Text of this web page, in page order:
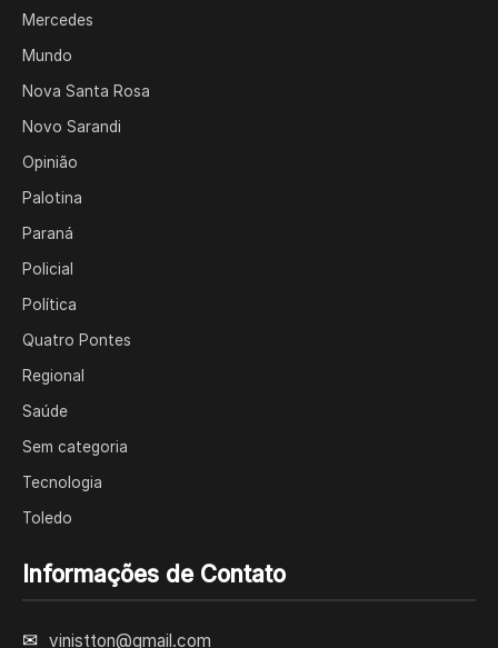
Mercedes
Mundo
Nova Santa Rosa
Novo Sarandi
Opinião
Palotina
Paraná
Policial
Política
Quatro Pontes
Regional
Saúde
Sem categoria
Tecnologia
Toledo
Informações de Contato
✉ vinistton@gmail.com